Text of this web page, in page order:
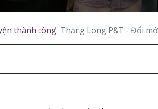
thành công Thăng Long P&T - Đổi mới để dẫn